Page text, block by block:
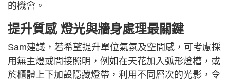
的機會。
提升質感 燈光與牆身處理最關鍵
Sam建議，若希望提升單位氣氛及空間感，可考慮採
用無主燈或間接照明，例如在天花加入弧形燈槽，或
於櫃體上下加設隱藏燈帶，利用不同層次的光影，令